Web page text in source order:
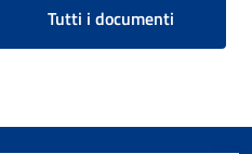
Tutti i documenti